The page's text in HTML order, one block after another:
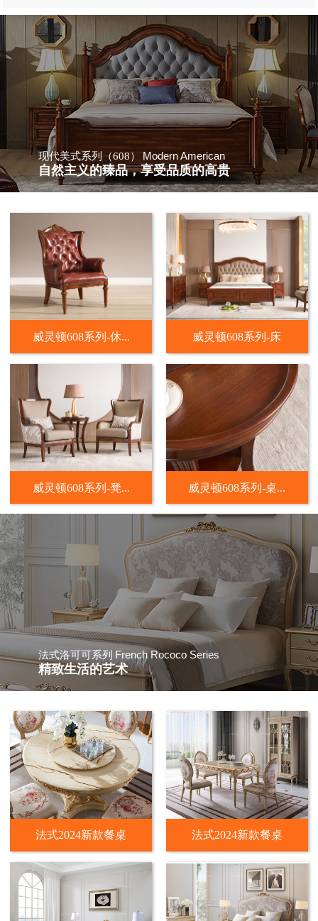
现代美式系列（608） Modern American
自然主义的臻品，享受品质的高贵
威灵顿608系列-休... 威灵顿608系列-床
威灵顿608系列-凳... 威灵顿608系列-桌...
法式洛可可系列 French Rococo Series
精致生活的艺术
法式2024新款餐桌 法式2024新款餐桌